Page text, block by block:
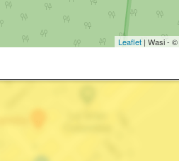
Leaflet | Wasi - ©